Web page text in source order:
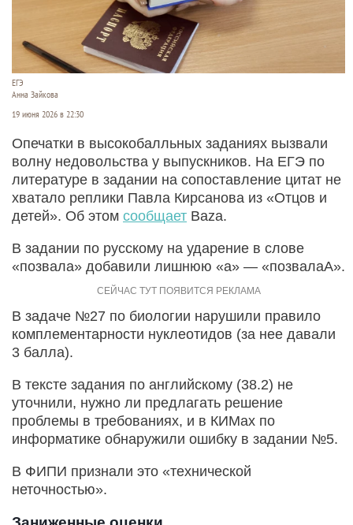
ЕГЭ
Анна Зайкова
19 июня 2026 в 22:30
Опечатки в высокобалльных заданиях вызвали
волну недовольства у выпускников. На ЕГЭ по
литературе в задании на сопоставление цитат не
хватало реплики Павла Кирсанова из «Отцов и
детей». Об этом сообщает Baza.
В задании по русскому на ударение в слове
«позвала» добавили лишнюю «а» — «позвалаА».
В задаче №27 по биологии нарушили правило
комплементарности нуклеотидов (за нее давали
3 балла).
В тексте задания по английскому (38.2) не
уточнили, нужно ли предлагать решение
проблемы в требованиях, и в КИМах по
информатике обнаружили ошибку в задании №5.
В ФИПИ признали это «технической
неточностью».